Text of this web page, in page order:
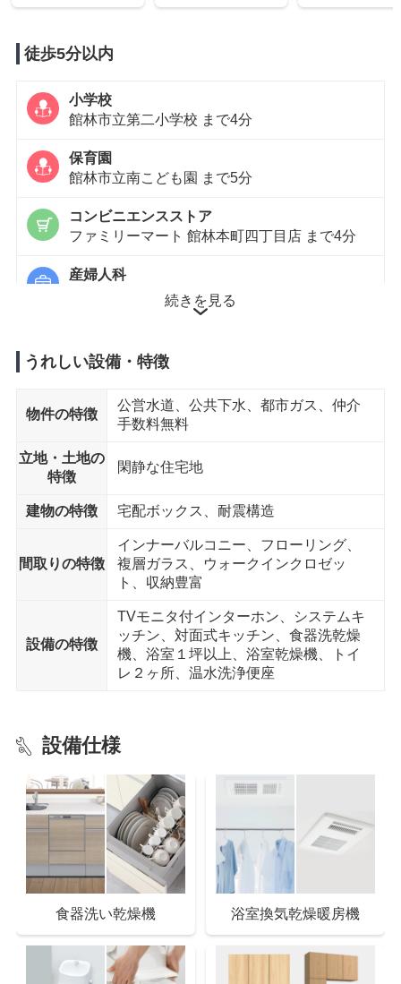
徒歩5分以内
小学校
館林市立第二小学校 まで4分
保育園
館林市立南こども園 まで5分
コンビニエンスストア
ファミリーマート 館林本町四丁目店 まで4分
産婦人科
真愛ウィメンズクリニック まで2分
徒歩10分以内
私立双葉保育園 まで8分
ドラッグストア
ドラッグセイムス 館林店 まで10分
ホームセンター
内科
横田医院 まで6分
緑町一丁目公園 まで7分
駅
館林駅 東口 まで11分
スーパー
とりせん館林富士見町店 まで15分
市役所・区役所
館林市役所 まで12分
続きを見る
うれしい設備・特徴
物件の特徴
公営水道、公共下水、都市ガス、仲介
手数料無料
立地・土地の
特徴
閑静な住宅地
建物の特徴 宅配ボックス、耐震構造
間取りの特徴
インナーバルコニー、フローリング、
複層ガラス、ウォークインクロゼッ
ト、収納豊富
設備の特徴
TVモニタ付インターホン、システムキ
ッチン、対面式キッチン、食器洗乾燥
機、浴室１坪以上、浴室乾燥機、トイ
レ２ヶ所、温水洗浄便座
設備仕様
食器洗い乾燥機 浴室換気乾燥暖房機